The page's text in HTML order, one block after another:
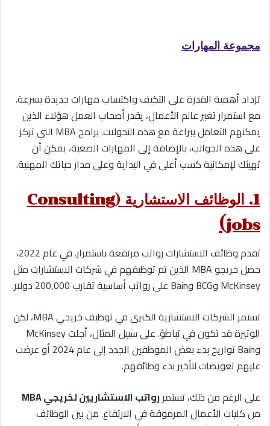
مجموعة المهارات
تزداد أهمية القدرة على التكيف واكتساب مهارات جديدة بسرعة.
مع استمرار تغير عالم الأعمال، يقدر أصحاب العمل هؤلاء الذين
يمكنهم التعامل ببراعة مع هذه التحولات. برامج MBA التي تركز
على هذه الجوانب، بالإضافة إلى المهارات الصعبة، يمكن أن
تهيئك لإمكانية كسب أعلى في البداية وعلى مدار حياتك المهنية.
1. الوظائف الاستشارية (
Consulting
jobs
)
تقدم وظائف الاستشارات رواتب مرتفعة باستمرار. في عام 2022،
حصل خريجو MBA الذين تم توظيفهم في شركات الاستشارات مثل
McKinsey وBCG وBain على رواتب أساسية تقارب 200,000 دولار.
تستمر الشركات الاستشارية الكبرى في توظيف خريجي MBA، لكن
الوتيرة قد تكون في تباطؤ. على سبيل المثال، أجلت McKinsey
وBain تواريخ بدء بعض الموظفين الجدد إلى عام 2024 أو عرضت
عليهم تعويضات لتأخير بدء وظائفهم.
على الرغم من ذلك، تستمررواتب الاستشاريين لخريجي MBA
من كليات الأعمال المرموقة في الارتفاع. من بين الوظائف